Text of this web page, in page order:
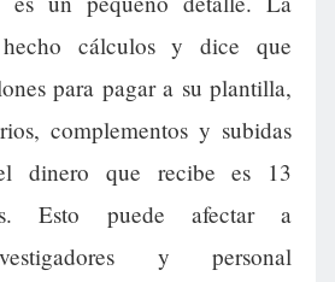
cálculos y dice que
para pagar a su plantilla,
complementos y subidas
dinero que recibe es 13
Esto puede afectar a
y personal